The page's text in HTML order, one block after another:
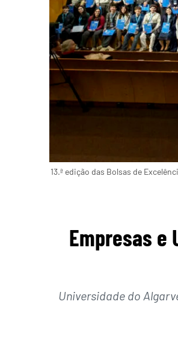
13.ª edição das Bolsas de
Empresas e
Universidade do